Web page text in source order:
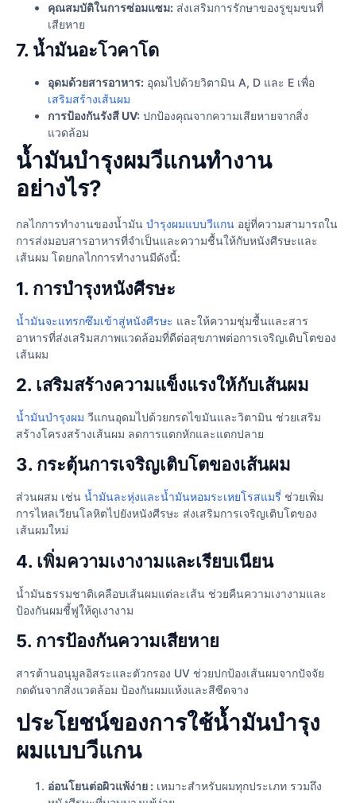
คุณสมบัติในการซ่อมแซม: ส่งเสริมการรักษาของรูขุมขนที่
เสียหาย
7. น้ำมันอะโวคาโด
อุดมด้วยสารอาหาร: อุดมไปด้วยวิตามิน A, D และ E เพื่อ
เสริมสร้างเส้นผม
การป้องกันรังสี UV: ปกป้องคุณจากความเสียหายจากสิ่ง
แวดล้อม
น้ำมันบำรุงผมวีแกนทำงาน
อย่างไร?
กลไกการทำงานของน้ำมัน บำรุงผมแบบวีแกน อยู่ที่ความสามารถใน
การส่งมอบสารอาหารที่จำเป็นและความชื้นให้กับหนังศีรษะและ
เส้นผม โดยกลไกการทำงานมีดังนี้:
1. การบำรุงหนังศีรษะ
น้ำมันจะแทรกซึมเข้าสู่หนังศีรษะ และให้ความชุ่มชื้นและสาร
อาหารที่ส่งเสริมสภาพแวดล้อมที่ดีต่อสุขภาพต่อการเจริญเติบโตของ
เส้นผม
2. เสริมสร้างความแข็งแรงให้กับเส้นผม
น้ำมันบำรุงผม วีแกนอุดมไปด้วยกรดไขมันและวิตามิน ช่วยเสริม
สร้างโครงสร้างเส้นผม ลดการแตกหักและแตกปลาย
3. กระตุ้นการเจริญเติบโตของเส้นผม
ส่วนผสม เช่น น้ำมันละหุ่งและน้ำมันหอมระเหยโรสแมรี่ ช่วยเพิ่ม
การไหลเวียนโลหิตไปยังหนังศีรษะ ส่งเสริมการเจริญเติบโตของ
เส้นผมใหม่
4. เพิ่มความเงางามและเรียบเนียน
น้ำมันธรรมชาติเคลือบเส้นผมแต่ละเส้น ช่วยคืนความเงางามและ
ป้องกันผมชี้ฟูให้ดูเงางาม
5. การป้องกันความเสียหาย
สารต้านอนุมูลอิสระและตัวกรอง UV ช่วยปกป้องเส้นผมจากปัจจัย
กดดันจากสิ่งแวดล้อม ป้องกันผมแห้งและสีซีดจาง
ประโยชน์ของการใช้น้ำมันบำรุง
ผมแบบวีแกน
อ่อนโยนต่อผิวแพ้ง่าย : เหมาะสำหรับผมทุกประเภท รวมถึง